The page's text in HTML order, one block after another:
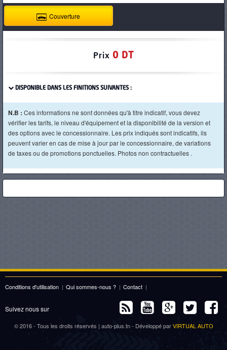
Couverture
Prix 0 DT
DISPONIBLE DANS LES FINITIONS SUIVANTES :
N.B : Ces informations ne sont données qu'à titre indicatif, vous devez
vérifier les tarifs, le niveau d'équipement et la disponibilité de la version et
des options avec le concessionnaire. Les prix indiqués sont indicatifs, ils
peuvent varier en cas de mise à jour par le concessionnaire, de variations
de taxes ou de promotions ponctuelles. Photos non contractuelles .
Conditions d'utilisation | Qui sommes-nous ? | Contact |
Suivez nous sur
© 2016 - Tous les droits réservés | auto-plus.tn - Développé parVIRTUAL AUTO